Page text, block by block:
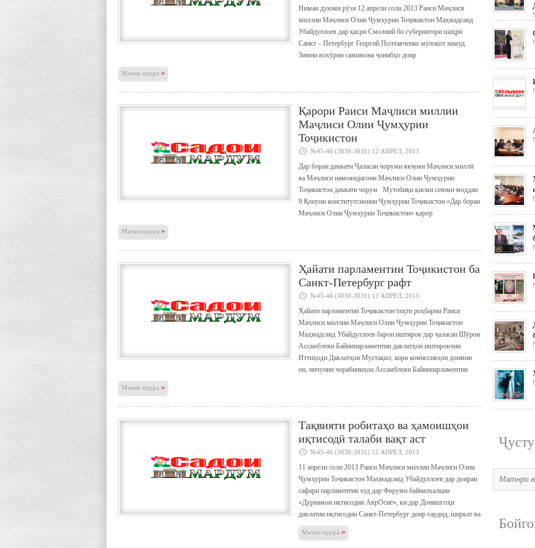
Нимаи дуюми рӯзи 12 апрели соли 2013 Раиси Маҷлиси
миллии Маҷлиси Олии Ҷумҳурии Тоҷикистон Маҳмадсаид
Убайдуллоев дар қасри Смолний бо губернатори шаҳри
Санкт – Петербург Георгий Полтавченко мулоқот намуд.
Зимни вохӯрии самимона ҷонибҳо доир
Матни пурра »
Қарори Раиси Маҷлиси миллии
Маҷлиси Олии Ҷумҳурии
Тоҷикистон
№45-46 (3030-3031) 12 АПРЕЛ, 2013
Дар бораи даъвати Ҷаласаи чоруми якҷояи Маҷлиси миллӣ
ва Маҷлиси намояндагони Маҷлиси Олии Ҷумҳурии
Тоҷикистон даъвати чорум Мутобиқи қисми сеюми моддаи
9 Қонуни конститутсионии Ҷумҳурии Тоҷикистон «Дар бораи
Маҷлиси Олии Ҷумҳурии Тоҷикистон» қарор
Матни пурра »
Ҳайати парламентии Тоҷикистон ба
Санкт-Петербург рафт
№45-46 (3030-3031) 12 АПРЕЛ, 2013
Ҳайати парламентии Тоҷикистон таҳти роҳбарии Раиси
Маҷлиси миллии Маҷлиси Олии Ҷумҳурии Тоҷикистон
Маҳмадсаид Убайдуллоев барои иштирок дар ҷаласаи Шӯрои
Ассамблеяи Байнипарламентии давлатҳои иштирокчии
Иттиҳоди Давлатҳои Мустақил, кори комиссияҳои доимии
он, инчунин чорабиниҳои Ассамблеяи Байнипарламентии
Матни пурра »
Тақвияти робитаҳо ва ҳамоишҳои
иқтисодӣ талаби вақт аст
№45-46 (3030-3031) 12 АПРЕЛ, 2013
11 апрели соли 2013 Раиси Маҷлиси миллии Маҷлиси Олии
Ҷумҳурии Тоҷикистон Маҳмадсаид Убайдуллоев дар доираи
сафари парламентии худ дар Форуми байналхалқии
«Дурнамои иқтисодии АврОсиё», ки дар Донишгоҳи
давлатии иқтисодии Санкт-Петербург доир гардид, ширкат ва
Матни пурра »